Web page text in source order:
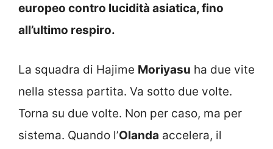
europeo contro lucidità asiatica, fino
all’ultimo respiro.
La squadra di Hajime Moriyasu ha due vite
nella stessa partita. Va sotto due volte.
Torna su due volte. Non per caso, ma per
sistema. Quando l’Olanda accelera, il